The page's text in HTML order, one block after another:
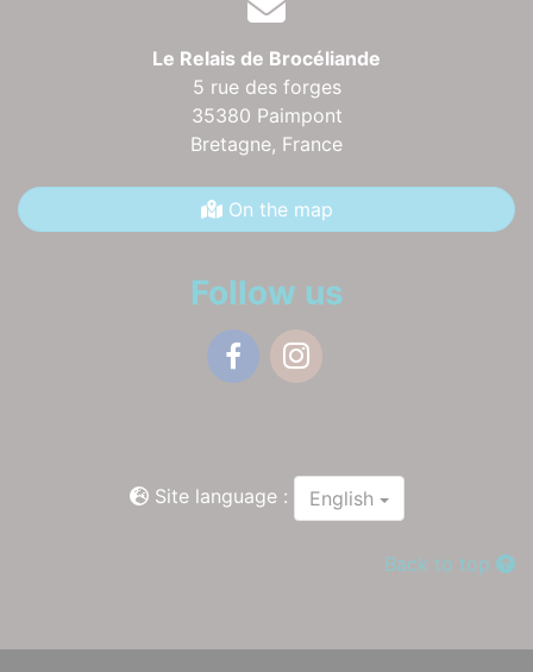
Le Relais de Brocéliande
5 rue des forges
35380 Paimpont
Bretagne, France
On the map
Follow us
Site language : English
Back to top